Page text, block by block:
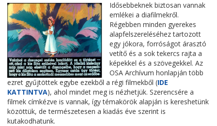
Idősebbeknek biztosan vannak
emlékei a diafilmekről.
Régebben minden gyerekes
alapfelszereléséhez tartozott
egy jókora, forróságot árasztó
vetítő és a sok tekercs rajta a
képekkel és a szövegekkel. Az
OSA Archívum honlapján több
ezret gyűjtöttek egybe ezekből a régi filmekből (IDE
KATTINTVA), ahol mindet meg is nézhetjük. Szerencsére a
filmek címkézve is vannak, így témakörök alapján is kereshetünk
közöttük, de természetesen a kiadás éve szerint is
kutakodhatunk.